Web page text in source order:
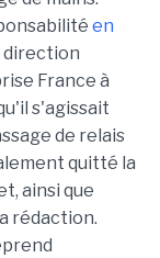
en
direction
France à
s'agissait
de relais
quitté la
ainsi que
rédaction.